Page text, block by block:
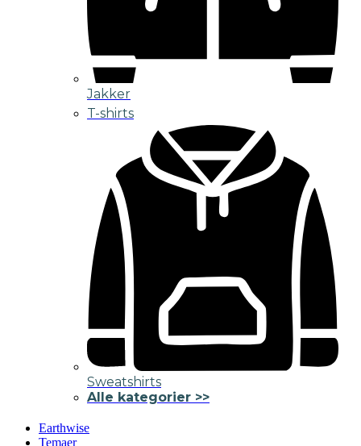
Jakker
T-shirts
Sweatshirts
Alle kategorier >>
Earthwise
Temaer